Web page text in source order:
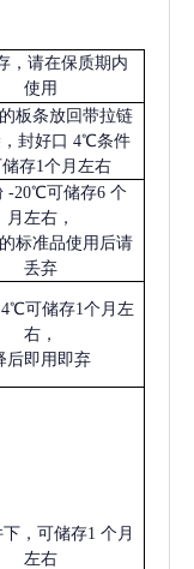
，请在保质期内
使用
板条放回带拉链
封好口 4℃条件
存1个月左右
-20℃可储存6 个
月左右，
标准品使用后请
丢弃
4℃可储存1个月左
右，
后即用即弃
，可储存1 个月
左右